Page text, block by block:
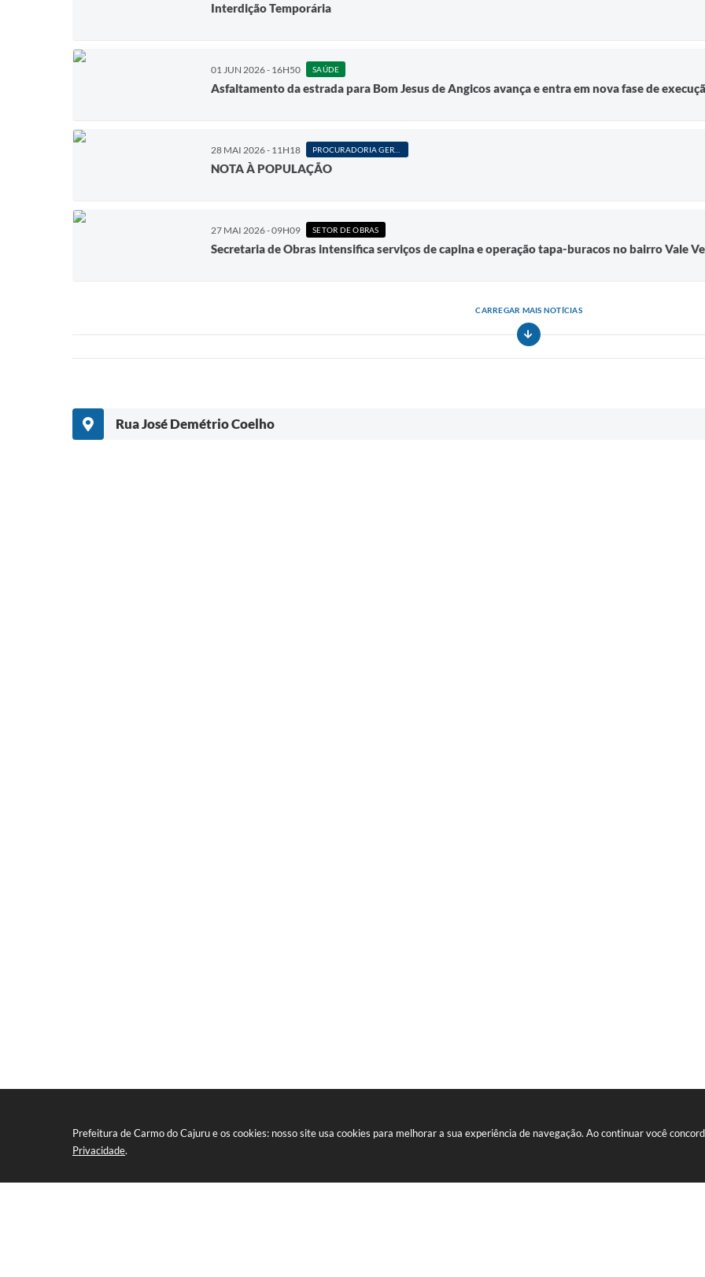
Prefeitura de Carmo do Cajuru e os cookies: nosso site usa cookies para melhorar a sua experiência de navegação. Ao continuar você
Privacidade.
Interdição Temporária
01 JUN 2026 - 16H50 SAÚDE
Asfaltamento da estrada para Bom Jesus de Angicos avança e entra em nova fase de
28 MAI 2026 - 11H18
NOTA À POPULAÇÃO
27 MAI 2026 - 09H09 SETOR DE OBRAS
Secretaria de Obras intensifica serviços de capina e operação tapa-buracos no bairro Vale
CARREGAR MAIS NOTÍCIAS
Rua José Demétrio Coelho